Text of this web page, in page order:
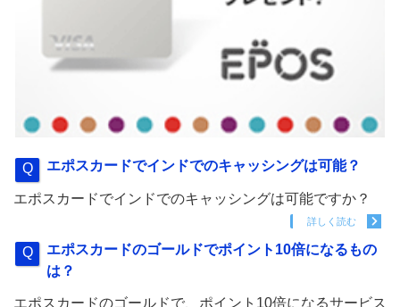
エポスカードでインドでのキャッシングは可能？
エポスカードでインドでのキャッシングは可能ですか？
詳しく読む
エポスカードのゴールドでポイント10倍になるもの
は？
エポスカードのゴールドで、ポイント10倍になるサービス